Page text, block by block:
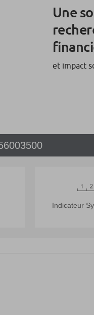
Une
et impact